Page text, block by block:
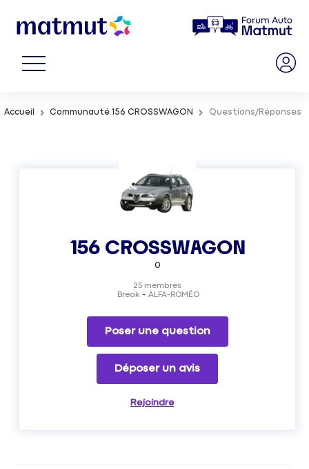
Accueil Communauté 156 CROSSWAGON Questions/Réponses
156 CROSSWAGON
0
Break ALFA-ROMÉO
25 membres
Poser une question
Déposer un avis
Rejoindre